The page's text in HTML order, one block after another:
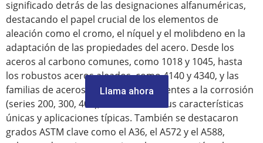
significado detrás de las designaciones alfanuméricas,
destacando el papel crucial de los elementos de
aleación como el cromo, el níquel y el molibdeno en la
adaptación de las propiedades del acero. Desde los
aceros al carbono comunes, como 1018 y 1045, hasta
los robustos aceros aleados, como 4140 y 4340, y las
familias de aceros inoxidables resistentes a la corrosión
(series 200, 300, 400), examinamos sus características
únicas y aplicaciones típicas. También se destacaron
grados ASTM clave como el A36, el A572 y el A588,
Llama ahora